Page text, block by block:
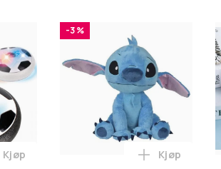
- Barnevennlige Kniver i handlekurven
Legg Innendørs svevefotball med LED-lys i
Kjøp
-3 %
Legg
Kjøp